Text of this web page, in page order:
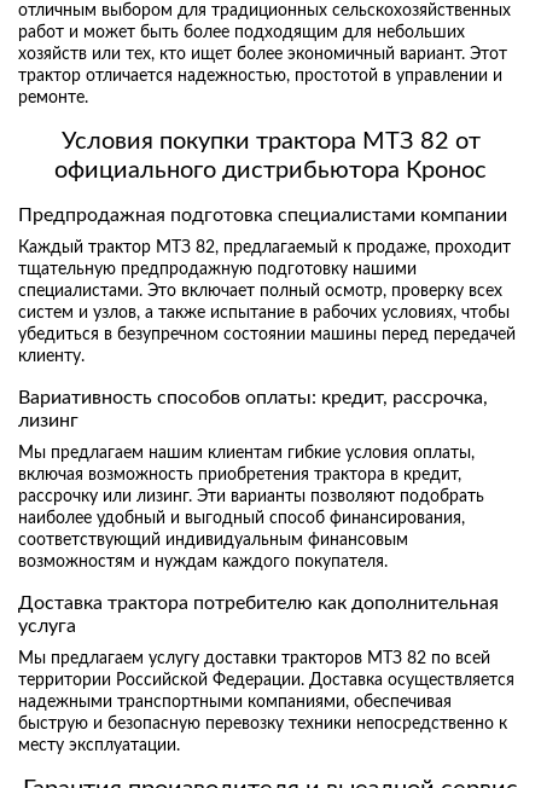
отличным выбором для традиционных сельскохозяйственных
работ и может быть более подходящим для небольших
хозяйств или тех, кто ищет более экономичный вариант. Этот
трактор отличается надежностью, простотой в управлении и
ремонте.
Условия покупки трактора МТЗ 82 от
официального дистрибьютора Кронос
Предпродажная подготовка специалистами компании
Каждый трактор МТЗ 82, предлагаемый к продаже, проходит
тщательную предпродажную подготовку нашими
специалистами. Это включает полный осмотр, проверку всех
систем и узлов, а также испытание в рабочих условиях, чтобы
убедиться в безупречном состоянии машины перед передачей
клиенту.
Вариативность способов оплаты: кредит, рассрочка,
лизинг
Мы предлагаем нашим клиентам гибкие условия оплаты,
включая возможность приобретения трактора в кредит,
рассрочку или лизинг. Эти варианты позволяют подобрать
наиболее удобный и выгодный способ финансирования,
соответствующий индивидуальным финансовым
возможностям и нуждам каждого покупателя.
Доставка трактора потребителю как дополнительная
услуга
Мы предлагаем услугу доставки тракторов МТЗ 82 по всей
территории Российской Федерации. Доставка осуществляется
надежными транспортными компаниями, обеспечивая
быструю и безопасную перевозку техники непосредственно к
месту эксплуатации.